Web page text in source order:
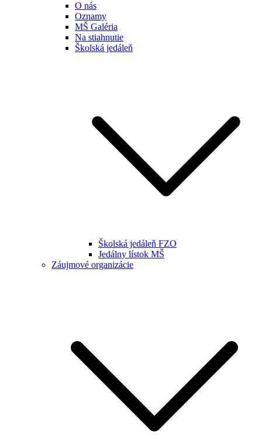
O nás
Oznamy
MŠ Galéria
Na stiahnutie
Školská jedáleň
Školská jedáleň FZO
Jedálny lístok MŠ
Záujmové organizácie